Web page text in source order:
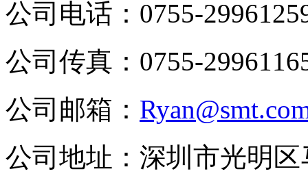
公司电话：0755-
公司传真：0755-
公司邮箱：
公司地址：深圳市光明